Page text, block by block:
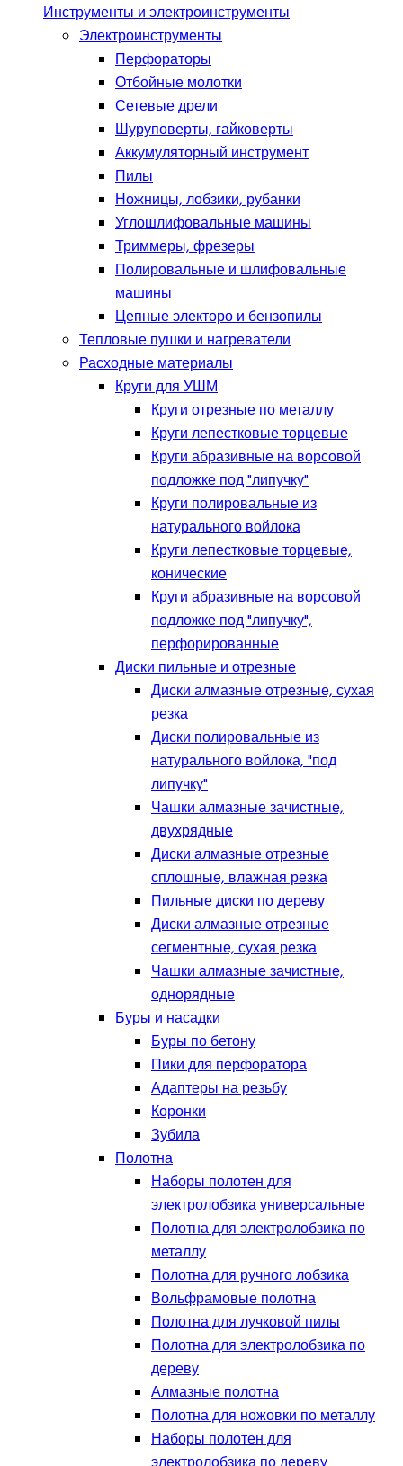
Инструменты и электроинструменты
Электроинструменты
Перфораторы
Отбойные молотки
Сетевые дрели
Шуруповерты, гайковерты
Аккумуляторный инструмент
Пилы
Ножницы, лобзики, рубанки
Углошлифовальные машины
Триммеры, фрезеры
Полировальные и шлифовальные
машины
Цепные электоро и бензопилы
Тепловые пушки и нагреватели
Расходные материалы
Круги для УШМ
Круги отрезные по металлу
Круги лепестковые торцевые
Круги абразивные на ворсовой
подложке под "липучку"
Круги полировальные из
натурального войлока
Круги лепестковые торцевые,
конические
Круги абразивные на ворсовой
подложке под "липучку",
перфорированные
Диски пильные и отрезные
Диски алмазные отрезные, сухая
резка
Диски полировальные из
натурального войлока, "под
липучку"
Чашки алмазные зачистные,
двухрядные
Диски алмазные отрезные
сплошные, влажная резка
Пильные диски по дереву
Диски алмазные отрезные
сегментные, сухая резка
Чашки алмазные зачистные,
однорядные
Буры и насадки
Буры по бетону
Пики для перфоратора
Адаптеры на резьбу
Коронки
Зубила
Полотна
Наборы полотен для
электролобзика универсальные
Полотна для электролобзика по
металлу
Полотна для ручного лобзика
Вольфрамовые полотна
Полотна для лучковой пилы
Полотна для электролобзика по
дереву
Алмазные полотна
Полотна для ножовки по металлу
Наборы полотен для